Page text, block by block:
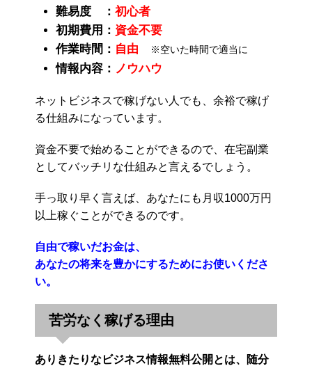
難易度 ： 初心者
初期費用： 資金不要
作業時間： 自由 ※空いた時間で適当に
情報内容： ノウハウ
ネットビジネスで稼げない人でも、余裕で稼げ
る仕組みになっています。
資金不要で始めることができるので、在宅副業
としてバッチリな仕組みと言えるでしょう。
手っ取り早く言えば、あなたにも月収1000万円
以上稼ぐことができるのです。
自由で稼いだお金は、
あなたの将来を豊かにするためにお使いくださ
い。
苦労なく稼げる理由
ありきたりなビジネス情報無料公開とは、随分